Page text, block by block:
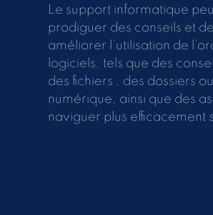
Le support informatique
prodiguer des conseils et
améliorer l’utilisation de
logiciels, tels que des
des fichiers , des dossiers
numérique, ainsi que des
naviguer plus efficacement